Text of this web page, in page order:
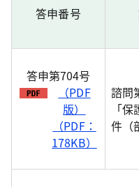
答申番号
答申第704号
（PDF
版）
（PDF：
178KB）
諮問
「
件（